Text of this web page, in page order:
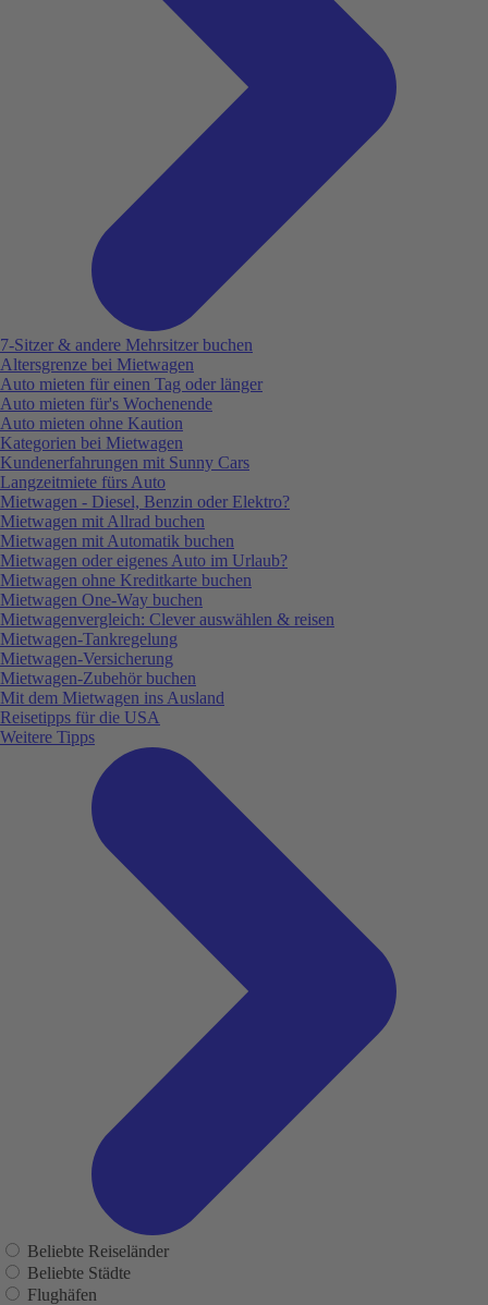
7-Sitzer & andere Mehrsitzer buchen
Altersgrenze bei Mietwagen
Auto mieten für einen Tag oder länger
Auto mieten für's Wochenende
Auto mieten ohne Kaution
Kategorien bei Mietwagen
Kundenerfahrungen mit Sunny Cars
Langzeitmiete fürs Auto
Mietwagen - Diesel, Benzin oder Elektro?
Mietwagen mit Allrad buchen
Mietwagen mit Automatik buchen
Mietwagen oder eigenes Auto im Urlaub?
Mietwagen ohne Kreditkarte buchen
Mietwagen One-Way buchen
Mietwagenvergleich: Clever auswählen & reisen
Mietwagen-Tankregelung
Mietwagen-Versicherung
Mietwagen-Zubehör buchen
Mit dem Mietwagen ins Ausland
Reisetipps für die USA
Weitere Tipps
Beliebte Reiseländer
Beliebte Städte
Flughäfen